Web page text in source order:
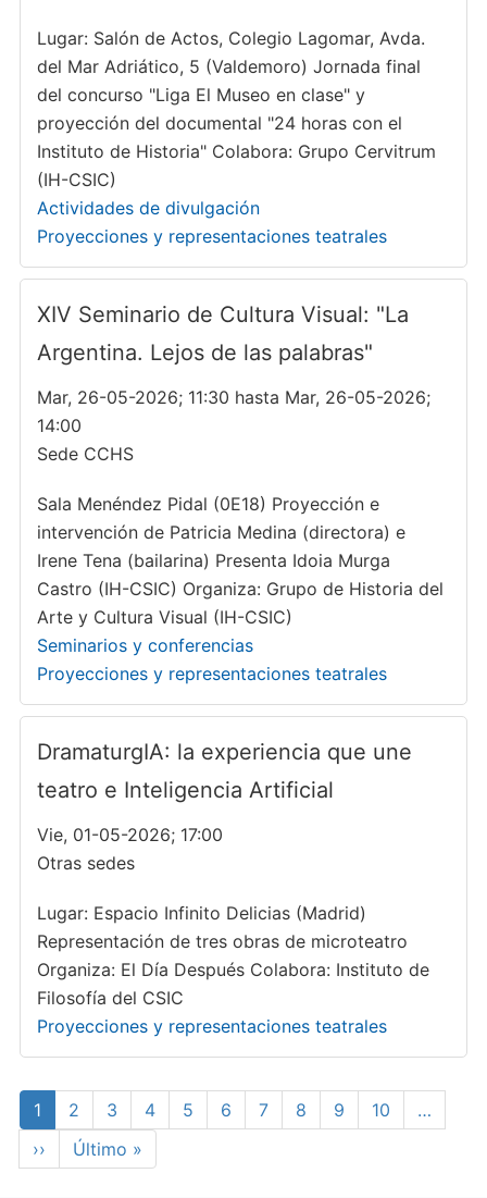
Lugar: Salón de Actos, Colegio Lagomar, Avda.
del Mar Adriático, 5 (Valdemoro) Jornada final
del concurso "Liga El Museo en clase" y
proyección del documental "24 horas con el
Instituto de Historia" Colabora: Grupo Cervitrum
(IH-CSIC)
Actividades de divulgación
Proyecciones y representaciones teatrales
XIV Seminario de Cultura Visual: "La
Argentina. Lejos de las palabras"
Mar, 26-05-2026; 11:30 hasta Mar, 26-05-2026;
14:00
Sede CCHS
Sala Menéndez Pidal (0E18) Proyección e
intervención de Patricia Medina (directora) e
Irene Tena (bailarina) Presenta Idoia Murga
Castro (IH-CSIC) Organiza: Grupo de Historia del
Arte y Cultura Visual (IH-CSIC)
Seminarios y conferencias
Proyecciones y representaciones teatrales
DramaturgIA: la experiencia que une
teatro e Inteligencia Artificial
Vie, 01-05-2026; 17:00
Otras sedes
Lugar: Espacio Infinito Delicias (Madrid)
Representación de tres obras de microteatro
Organiza: El Día Después Colabora: Instituto de
Filosofía del CSIC
Proyecciones y representaciones teatrales
Paginación
Página
actual
1 Page
2 Page
3 Page
4 Page
5 Page
6 Page
7 Page
8 Page
9 Page
10
…
Siguiente
página
››
Última
página
Último »